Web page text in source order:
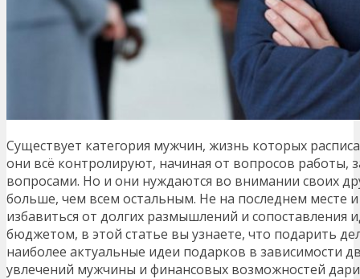
Существует категория мужчин, жизнь которых
они всё контролируют, начиная от вопросов работы,
вопросами. Но и они нуждаются во внимании своих
больше, чем всем остальным. Не на последнем месте
избавиться от долгих размышлений и сопоставления
бюджетом, в этой статье вы узнаете, что подарить
наиболее актуальные идеи подарков в зависимости
увлечений мужчины и финансовых возможностей